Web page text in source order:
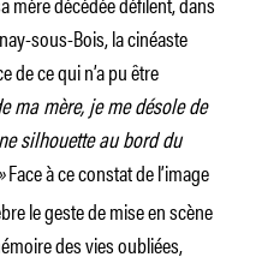
sous-Bois, la cinéaste
de ce qui n’a pu être
ma mère, je me désole de
silhouette au bord du
Face à ce constat de l’image
le geste de mise en scène
des vies oubliées,